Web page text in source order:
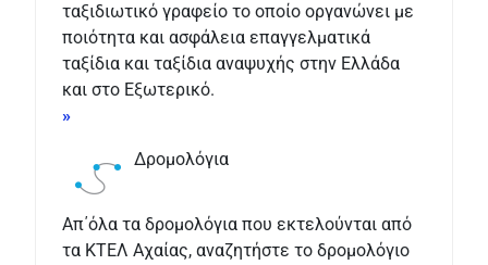
ταξιδιωτικό γραφείο το οποίο οργανώνει με
ποιότητα και ασφάλεια επαγγελματικά
ταξίδια και ταξίδια αναψυχής στην Ελλάδα
και στο Εξωτερικό.
»
Δρομολόγια
Απ΄όλα τα δρομολόγια που εκτελούνται από
τα ΚΤΕΛ Αχαίας, αναζητήστε το δρομολόγιο